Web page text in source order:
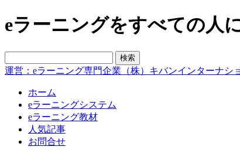
eラーニングをすべての人
運営：eラーニング専門企業（株）キバンインターナシ
ホーム
eラーニングシステム
eラーニング教材
人気記事
お問合せ